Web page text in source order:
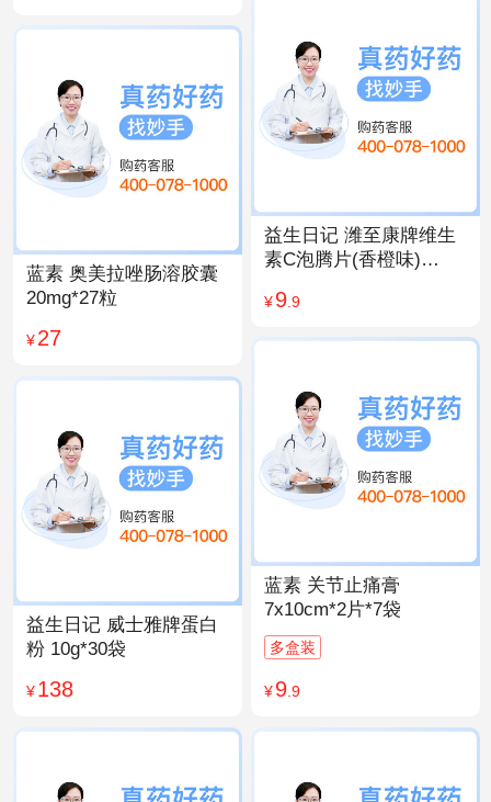
益生日记 潍至康牌维生
素C泡腾片(香橙味)
¥9.9
蓝素 奥美拉唑肠溶胶囊
20mg*27粒
¥27
蓝素 关节止痛膏
7x10cm*2片*7袋
多盒装
¥9.9
益生日记 威士雅牌蛋白
粉 10g*30袋
¥138